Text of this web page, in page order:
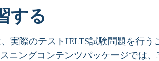
する
実際のテストIELTS試験問題を行う
ニングコンテンツパッケージでは